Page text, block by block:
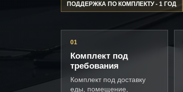
ПОДДЕРЖКА ПО КОМПЛЕКТУ - 1 ГОД
01
Комплект под
требования
Комплект под доставку
еды, помещение,